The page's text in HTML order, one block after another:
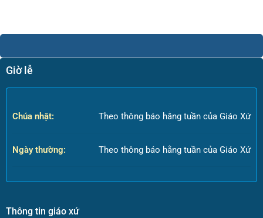
Giờ lễ
Chúa nhật: Theo thông báo hằng tuần của Giáo Xứ
Ngày thường: Theo thông báo hằng tuần của Giáo Xứ
Thông tin giáo xứ